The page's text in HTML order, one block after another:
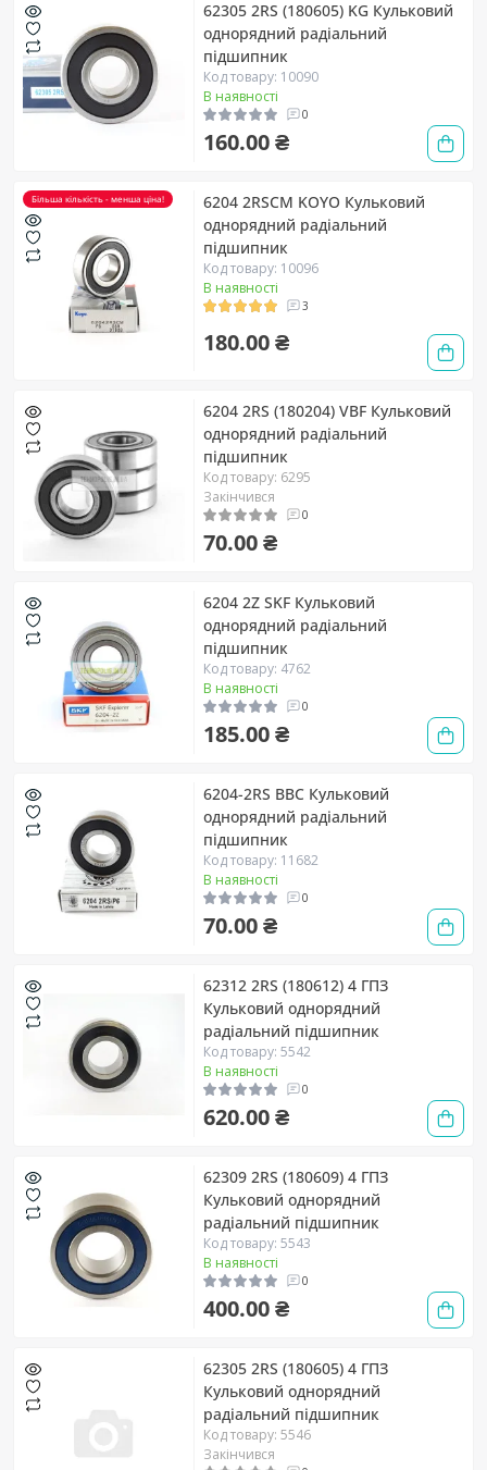
62305 2RS (180605) KG Кульковий
однорядний радіальний
підшипник
Код товару: 10090
В наявності
0
160.00 ₴
Більша кількість - менша ціна!
6204 2RSCM KOYO Кульковий
однорядний радіальний
підшипник
Код товару: 10096
В наявності
3
180.00 ₴
6204 2RS (180204) VBF Кульковий
однорядний радіальний
підшипник
Код товару: 6295
Закінчився
0
70.00 ₴
6204 2Z SKF Кульковий
однорядний радіальний
підшипник
Код товару: 4762
В наявності
0
185.00 ₴
6204-2RS BBC Кульковий
однорядний радіальний
підшипник
Код товару: 11682
В наявності
0
70.00 ₴
62312 2RS (180612) 4 ГПЗ
Кульковий однорядний
радіальний підшипник
Код товару: 5542
В наявності
0
620.00 ₴
62309 2RS (180609) 4 ГПЗ
Кульковий однорядний
радіальний підшипник
Код товару: 5543
В наявності
0
400.00 ₴
62305 2RS (180605) 4 ГПЗ
Кульковий однорядний
радіальний підшипник
Код товару: 5546
Закінчився